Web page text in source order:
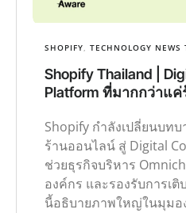
SHOPIFY, TECHNOLOGY NEWS
Shopify Thailand |
Platform ที่มากกว่าแ
Shopify กำลังเปลี่ยนบทบ
ร้านออนไลน์ สู่ Digital
ช่วยธุรกิจบริหาร
องค์กร และรองรับการเ
นี้อธิบายภาพใหญ่ในมุมอ